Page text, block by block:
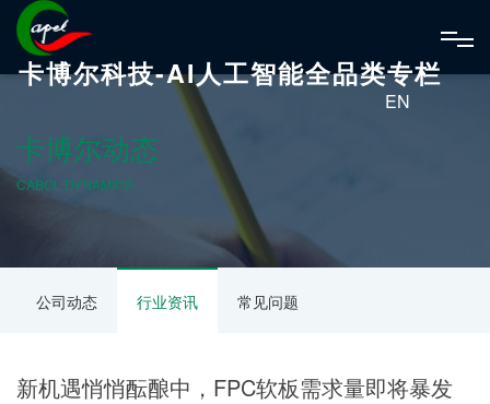
卡博尔科技-AI人工智能全品类专栏
EN
卡博尔动态
CABOL DYNAMICS
公司动态 行业资讯 常见问题
新机遇悄悄酝酿中，FPC软板需求量即将暴发